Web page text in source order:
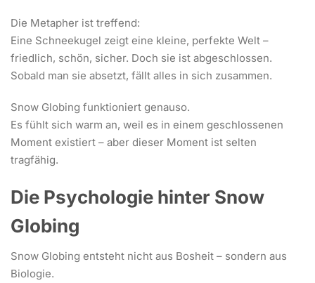
Die Metapher ist treffend:
Eine Schneekugel zeigt eine kleine, perfekte Welt –
friedlich, schön, sicher. Doch sie ist abgeschlossen.
Sobald man sie absetzt, fällt alles in sich zusammen.
Snow Globing funktioniert genauso.
Es fühlt sich warm an, weil es in einem geschlossenen
Moment existiert – aber dieser Moment ist selten
tragfähig.
Die Psychologie hinter Snow
Globing
Snow Globing entsteht nicht aus Bosheit – sondern aus
Biologie.